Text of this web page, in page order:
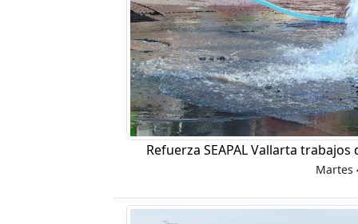
Refuerza SEAPAL Vallarta
Martes